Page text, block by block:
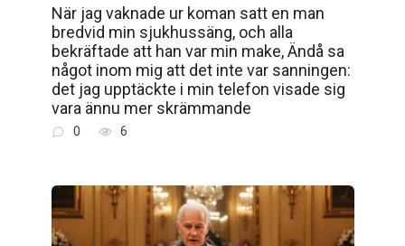
När jag vaknade ur koman satt en man
bredvid min sjukhussäng, och alla
bekräftade att han var min make, Ändå sa
något inom mig att det inte var sanningen:
det jag upptäckte i min telefon visade sig
vara ännu mer skrämmande
0 6